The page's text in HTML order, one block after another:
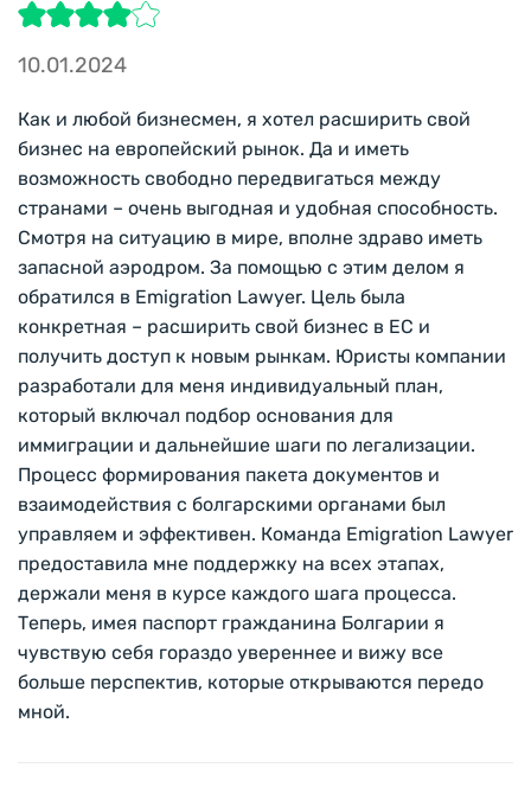
10.01.2024
Как и любой бизнесмен, я хотел расширить свой
бизнес на европейский рынок. Да и иметь
возможность свободно передвигаться между
странами – очень выгодная и удобная способность.
Смотря на ситуацию в мире, вполне здраво иметь
запасной аэродром. За помощью с этим делом я
обратился в Emigration Lawyer. Цель была
конкретная – расширить свой бизнес в ЕС и
получить доступ к новым рынкам. Юристы компании
разработали для меня индивидуальный план,
который включал подбор основания для
иммиграции и дальнейшие шаги по легализации.
Процесс формирования пакета документов и
взаимодействия с болгарскими органами был
управляем и эффективен. Команда Emigration Lawyer
предоставила мне поддержку на всех этапах,
держали меня в курсе каждого шага процесса.
Теперь, имея паспорт гражданина Болгарии я
чувствую себя гораздо увереннее и вижу все
больше перспектив, которые открываются передо
мной.